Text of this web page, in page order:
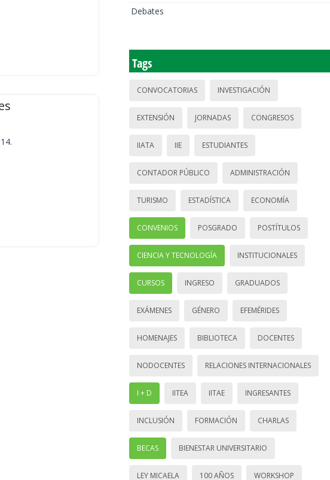
Debates
Tags
CONVOCATORIAS INVESTIGACIÓN
EXTENSIÓN JORNADAS CONGRESOS
IIATA IIE ESTUDIANTES
CONTADOR PÚBLICO ADMINISTRACIÓN
TURISMO ESTADÍSTICA ECONOMÍA
CONVENIOS POSGRADO POSTÍTULOS
CIENCIA Y TECNOLOGÍA INSTITUCIONALES
CURSOS INGRESO GRADUADOS
EXÁMENES GÉNERO EFEMÉRIDES
HOMENAJES BIBLIOTECA DOCENTES
NODOCENTES RELACIONES INTERNACIONALES
I + D IITEA IITAE INGRESANTES
INCLUSIÓN FORMACIÓN CHARLAS
BECAS BIENESTAR UNIVERSITARIO
LEY MICAELA 100 AÑOS WORKSHOP